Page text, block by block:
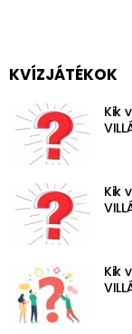
KVÍZJÁTÉKOK
Kik
Kik
Kik